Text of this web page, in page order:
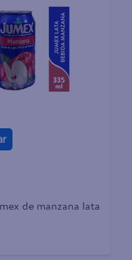
de manzana lata